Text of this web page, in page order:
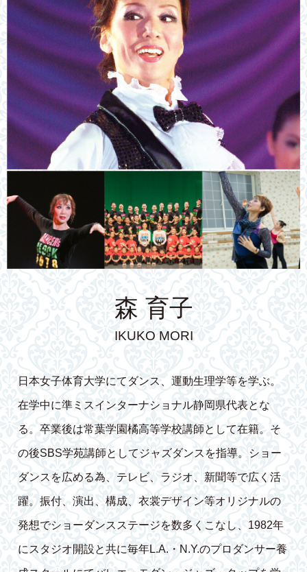
森 育子
IKUKO MORI
日本女子体育大学にてダンス、運動生理学等を学ぶ。
在学中に準ミスインターナショナル静岡県代表とな
る。卒業後は常葉学園橘高等学校講師として在籍。そ
の後SBS学苑講師としてジャズダンスを指導。ショー
ダンスを広める為、テレビ、ラジオ、新聞等で広く活
躍。振付、演出、構成、衣裳デザイン等オリジナルの
発想でショーダンスステージを数多くこなし、1982年
にスタジオ開設と共に毎年L.A.・N.Y.のプロダンサー養